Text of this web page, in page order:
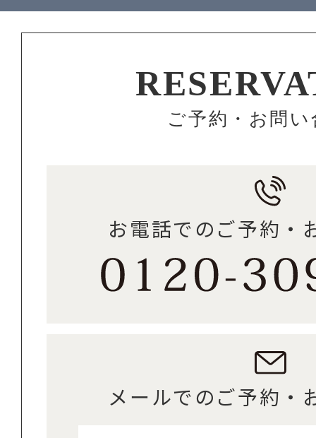
ご予約・お問
お電話でのご予約・
メールでのご予約・